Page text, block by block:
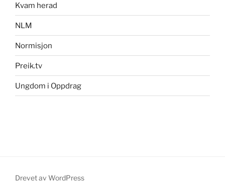
Kvam herad
NLM
Normisjon
Preik.tv
Ungdom i Oppdrag
Drevet av WordPress